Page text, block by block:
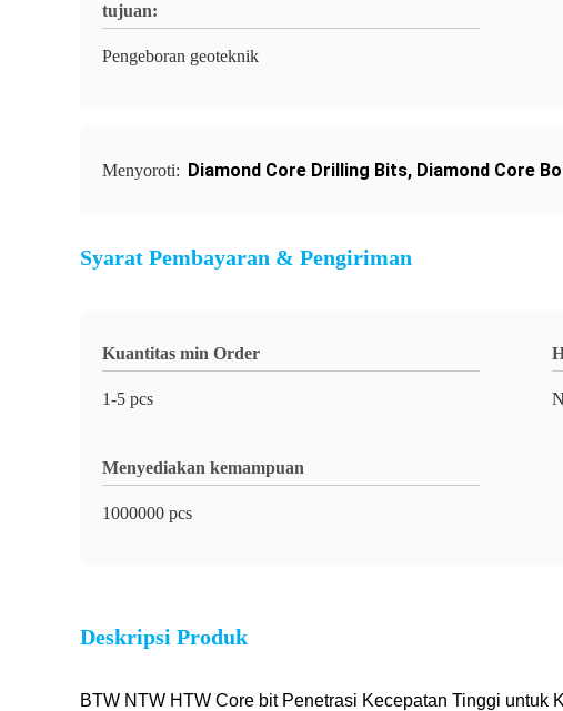
tujuan:
Pengeboran geoteknik
Menyoroti: Diamond Core Drilling Bits, Diamond Core
Syarat Pembayaran & Pengiriman
Kuantitas min Order
1-5 pcs
Menyediakan kemampuan
1000000 pcs
Deskripsi Produk
BTW NTW HTW Core bit Penetrasi Kecepatan Tinggi untuk